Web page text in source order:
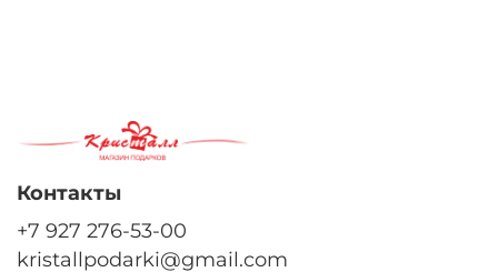
Контакты
+7 927 276-53-00
kristallpodarki@gmail.com